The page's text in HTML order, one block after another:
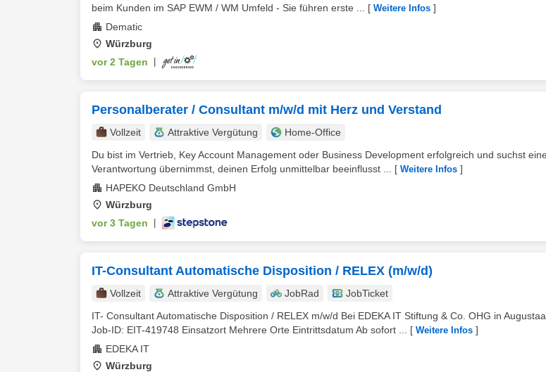
beim Kunden im SAP EWM / WM Umfeld - Sie führen erste ...
[ Weitere Infos ]
Dematic
Würzburg
vor 2 Tagen
Personalberater / Consultant m/w/d mit Herz und Verstand
Vollzeit Attraktive Vergütung
Home-Office
Du bist im Vertrieb, Key Account Management oder Business Development erfolgreich und suchst
Verantwortung übernimmst, deinen Erfolg unmittelbar beeinflusst ...
[ Weitere Infos ]
HAPEKO Deutschland GmbH
Würzburg
vor 3 Tagen
IT-​​Consultant Automatische Disposition​ / RELEX (m/w/d)
Vollzeit Attraktive Vergütung JobRad
JobTicket
IT- Consultant Automatische Disposition / RELEX m/w/d Bei EDEKA IT Stiftung & Co. OHG in
Job-ID: EIT-419748 Einsatzort Mehrere Orte Eintrittsdatum Ab sofort ...
[ Weitere Infos ]
EDEKA IT
Würzburg